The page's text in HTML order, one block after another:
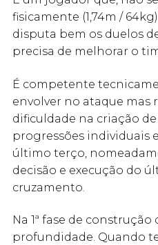
fisicamente (1,74m /
disputa bem os duelos
precisa de melhorar o
É competente
envolver no ataque mas
dificuldade na criação
progressões individuais
último terço,
decisão e execução do
cruzamento.
Na 1ª fase de construção
profundidade. Quando